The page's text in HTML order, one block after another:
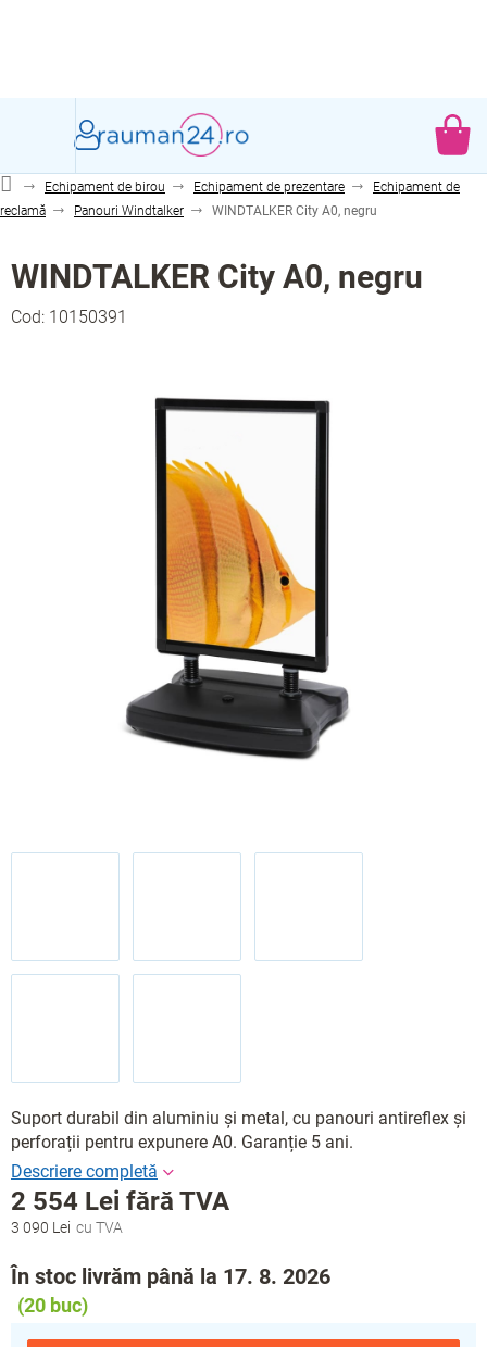
DE
Echipament de birou Echipament de prezentare
Echipament de
reclamă
Panouri Windtalker WINDTALKER City A0, negru
WINDTALKER City A0, negru
Cod: 10150391
Suport durabil din aluminiu și metal, cu panouri antireflex și
perforații pentru expunere A0. Garanție 5 ani.
3 090 Lei
2 554 Lei fără TVA
Evaluare
În stoc livrăm până la 17. 8. 2026
(20 buc)